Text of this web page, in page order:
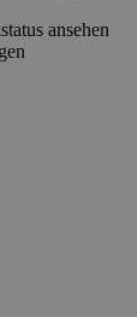
ansehen